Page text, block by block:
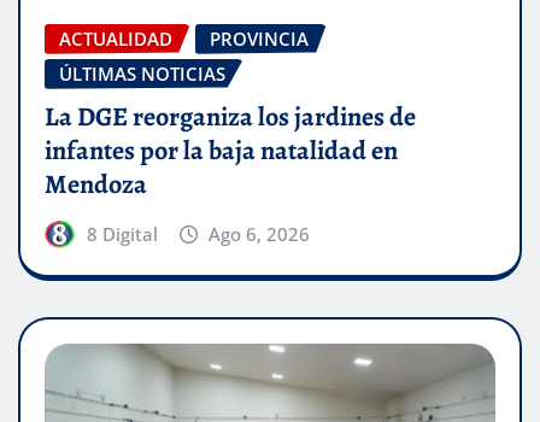
ACTUALIDAD
PROVINCIA
ÚLTIMAS NOTICIAS
La DGE reorganiza los jardines de
infantes por la baja natalidad en
Mendoza
8 Digital Ago 6, 2026